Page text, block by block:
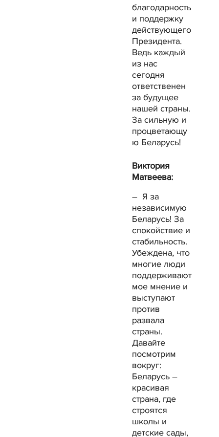
благодарность
и поддержку
действующего
Президента.
Ведь каждый
из нас
сегодня
ответственен
за будущее
нашей страны.
За сильную и
процветающу
ю Беларусь!
Виктория
Матвеева:
– Я за
независимую
Беларусь! За
спокойствие и
стабильность.
Убеждена, что
многие люди
поддерживают
мое мнение и
выступают
против
развала
страны.
Давайте
посмотрим
вокруг:
Беларусь –
красивая
страна, где
строятся
школы и
детские сады,